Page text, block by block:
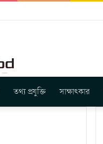
তথ্য প্রযুক্তি সাক্ষাৎকার